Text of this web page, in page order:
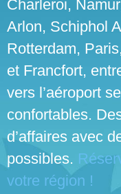
Charleroi,
Arlon, Schiphol
Rotterdam,
et Francfort,
vers l’aéroport
confortables.
d’affaires avec
possibles.
votre région !